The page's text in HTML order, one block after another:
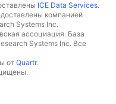
ICE Data Services.
компанией
Systems Inc.
ассоциация. База
Systems Inc. Все
от Quartr.